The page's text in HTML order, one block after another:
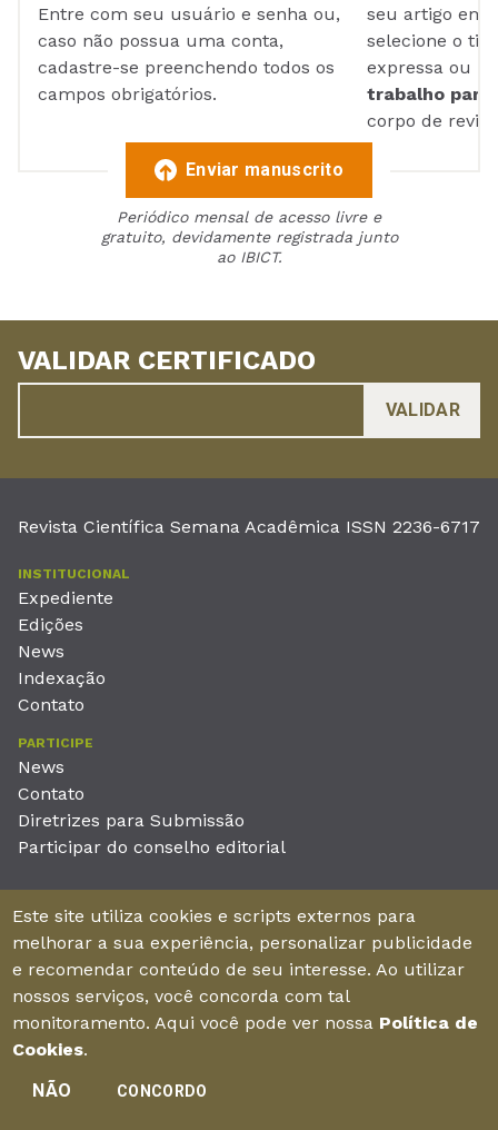
Entre com seu usuário e senha ou,
caso não possua uma conta,
cadastre-se preenchendo todos os
campos obrigatórios.
seu artigo em
selecione o
expressa ou
trabalho para
corpo de
Enviar manuscrito
Periódico mensal de acesso livre e
gratuito, devidamente registrada junto
ao IBICT.
VALIDAR CERTIFICADO
Revista Científica Semana Acadêmica ISSN 2236-6717
INSTITUCIONAL
Expediente
Edições
News
Indexação
Contato
PARTICIPE
News
Contato
Diretrizes para Submissão
Participar do conselho editorial
Unieducar Inteligência Educacional Ltda
CNPJ: 05.569.970/0001-26
Av. Desembargador Moreira, No. 2001 – 11º andar - Bairro
Aldeota
Fortaleza – Ceará - Brasil - CEP 60170-001
Enviar manuscrito
Este site utiliza cookies e scripts externos para
melhorar a sua experiência, personalizar publicidade
e recomendar conteúdo de seu interesse. Ao utilizar
nossos serviços, você concorda com tal
monitoramento. Aqui você pode ver nossa Política de
Cookies.
NÃO
CONCORDO